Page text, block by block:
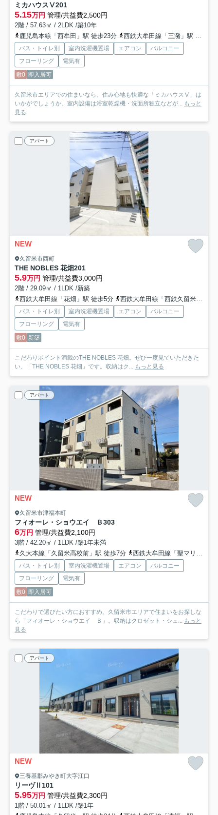
ミカハウスⅤ201
5.15万円 管理/共益費2,500円
2階 / 57.63㎡ / 2LDK /築10年
鹿児島本線「西牟田」駅 徒歩23分
西鉄大牟田線「三潴」駅 徒歩32分
バス・トイレ別 室内洗濯機置場 エアコン
バルコニー
フローリング
電気有
敷0 即入居可
久留米市エリアでの住まいなら、住み心地も快適な「ミカハウスⅤ」は
いかがでしょうか。室内設備は浴室乾燥機・洗面所独立などが...
もっと
見る
アパート
NEW
久留米市西町
THE NOBLES 花畑201
5.9万円 管理/共益費3,000円
2階 / 29.09㎡ / 1LDK /新築
西鉄大牟田線「花畑」駅 徒歩5分
西鉄大牟田線「西鉄久留米」駅 徒歩10分
バス・トイレ別 室内洗濯機置場 エアコン
バルコニー
フローリング
電気有
敷0 新築
こだわりポイント満載のTHE NOBLES 花畑。ぜひ一度見ていただきた
い、「THE NOBLES 花畑」です。収納はク...
もっと見る
アパート
NEW
久留米市津福本町
フィオーレ・ショウエイ Ｂ303
6万円 管理/共益費2,100円
3階 / 42.20㎡ / 1LDK /築1年未満
久大本線「久留米高校前」駅 徒歩7分
西鉄大牟田線「聖マリア病院前」駅 徒歩8分
バス・トイレ別 室内洗濯機置場 エアコン
バルコニー
フローリング
電気有
敷0 即入居可
こだわりで選びたい方におすすめ。久留米市エリアで住まいをお探しな
ら「フィオーレ・ショウエイ Ｂ」。収納はクロゼット・シュ...
もっと
見る
アパート
NEW
三養基郡みやき町大字江口
リーヴⅡ 101
5.95万円 管理/共益費2,300円
1階 / 50.01㎡ / 1LDK /築1年